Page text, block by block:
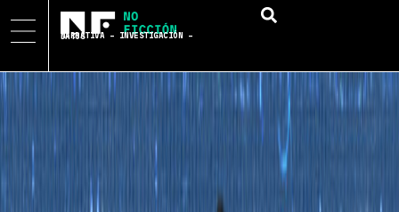
NARRATIVA – INVESTIGACIÓN – DATOS